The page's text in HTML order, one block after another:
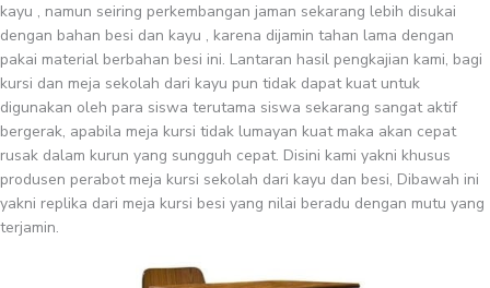
kayu , namun seiring perkembangan jaman sekarang lebih disukai
dengan bahan besi dan kayu , karena dijamin tahan lama dengan
pakai material berbahan besi ini. Lantaran hasil pengkajian kami, bagi
kursi dan meja sekolah dari kayu pun tidak dapat kuat untuk
digunakan oleh para siswa terutama siswa sekarang sangat aktif
bergerak, apabila meja kursi tidak lumayan kuat maka akan cepat
rusak dalam kurun yang sungguh cepat. Disini kami yakni khusus
produsen perabot meja kursi sekolah dari kayu dan besi, Dibawah ini
yakni replika dari meja kursi besi yang nilai beradu dengan mutu yang
terjamin.